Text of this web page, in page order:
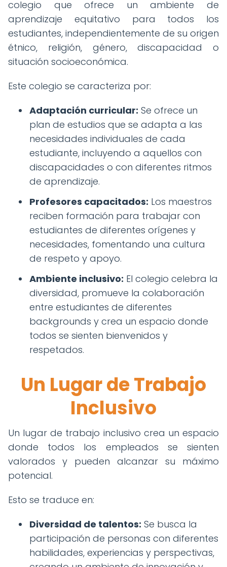
colegio que ofrece un ambiente de
aprendizaje equitativo para todos los
estudiantes, independientemente de su origen
étnico, religión, género, discapacidad o
situación socioeconómica.
Este colegio se caracteriza por:
Adaptación curricular: Se ofrece un
plan de estudios que se adapta a las
necesidades individuales de cada
estudiante, incluyendo a aquellos con
discapacidades o con diferentes ritmos
de aprendizaje.
Profesores capacitados: Los maestros
reciben formación para trabajar con
estudiantes de diferentes orígenes y
necesidades, fomentando una cultura
de respeto y apoyo.
Ambiente inclusivo: El colegio celebra la
diversidad, promueve la colaboración
entre estudiantes de diferentes
backgrounds y crea un espacio donde
todos se sienten bienvenidos y
respetados.
Un Lugar de Trabajo
Inclusivo
Un lugar de trabajo inclusivo crea un espacio
donde todos los empleados se sienten
valorados y pueden alcanzar su máximo
potencial.
Esto se traduce en:
Diversidad de talentos: Se busca la
participación de personas con diferentes
habilidades, experiencias y perspectivas,